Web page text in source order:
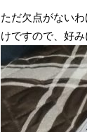
ただ欠点がない
けですので、好